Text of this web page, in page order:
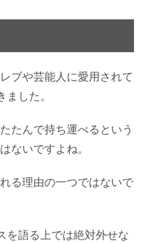
ブや芸能人に愛用されて
した。
たんで持ち運べるという
ないですよね。
る理由の一つではないで
を語る上では絶対外せな